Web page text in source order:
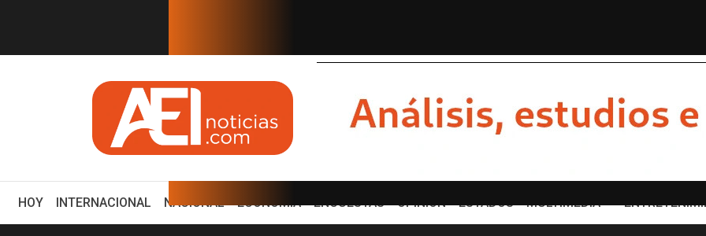
EN TIEMPO REAL
publicado en mi... ¿Cuál es el plan de Sheinbaum para recuperar importa... ¿Por qué Sheinbaum
HOY(CURRENT)
INTERNACIONAL NACIONAL ECONOMÍA ENCUESTAS OPINION ESTADOS MULTIMEDIA